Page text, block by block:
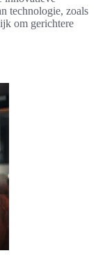
technologie, zoals
om gerichtere